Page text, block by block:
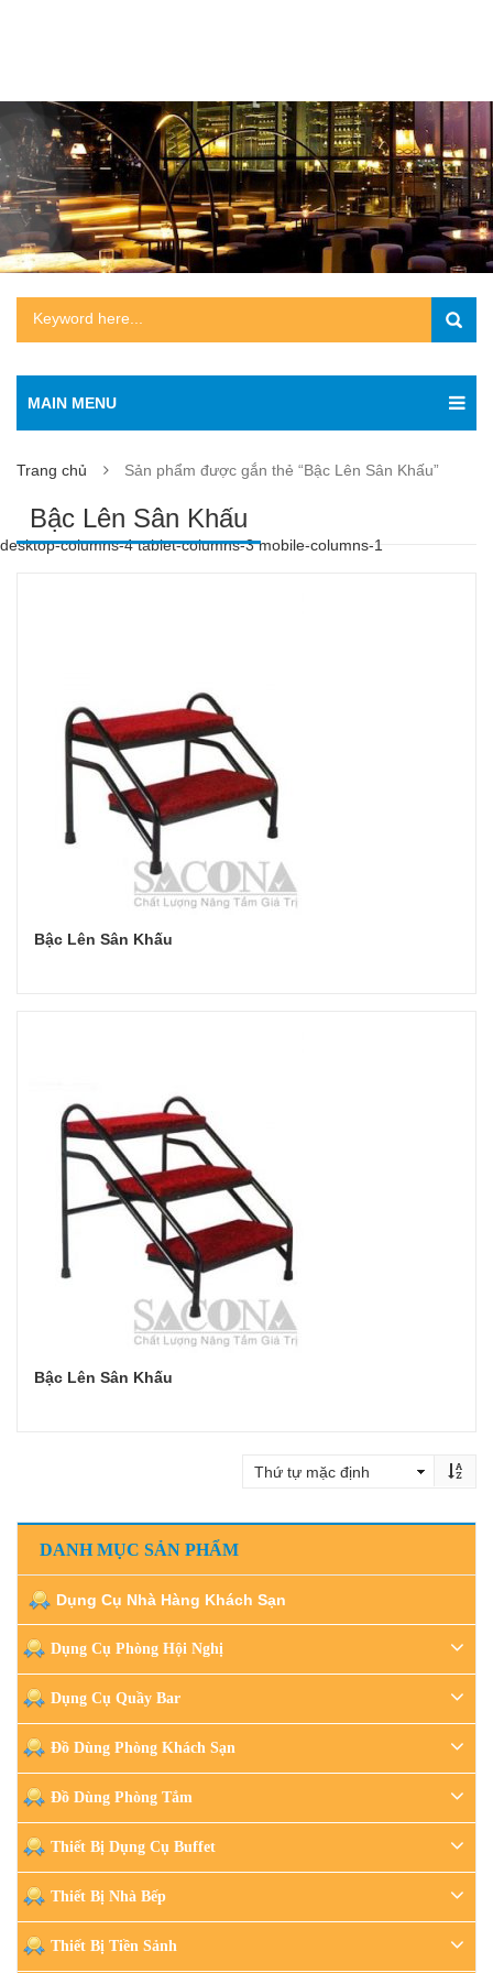
MAIN MENU
Trang chủ Sản phẩm được gắn thẻ “Bậc Lên Sân Khấu”
Bậc Lên Sân Khấu
desktop-columns-4 tablet-columns-3 mobile-columns-1
Bậc Lên Sân Khấu
Bậc Lên Sân Khấu
DANH MỤC SẢN PHẨM
Dụng Cụ Nhà Hàng Khách Sạn
Dụng Cụ Phòng Hội Nghị
Dụng Cụ Quầy Bar
Đồ Dùng Phòng Khách Sạn
Đồ Dùng Phòng Tắm
Thiết Bị Dụng Cụ Buffet
Thiết Bị Nhà Bếp
Thiết Bị Tiền Sảnh